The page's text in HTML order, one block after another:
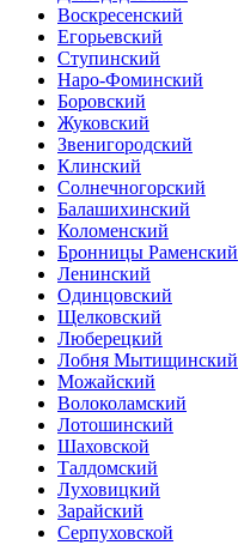
Воскресенский
Егорьевский
Ступинский
Наро-Фоминский
Боровский
Жуковский
Звенигородский
Клинский
Солнечногорский
Балашихинский
Коломенский
Бронницы Раменский
Ленинский
Одинцовский
Щелковский
Люберецкий
Лобня Мытищинский
Можайский
Волоколамский
Лотошинский
Шаховской
Талдомский
Луховицкий
Зарайский
Серпуховской